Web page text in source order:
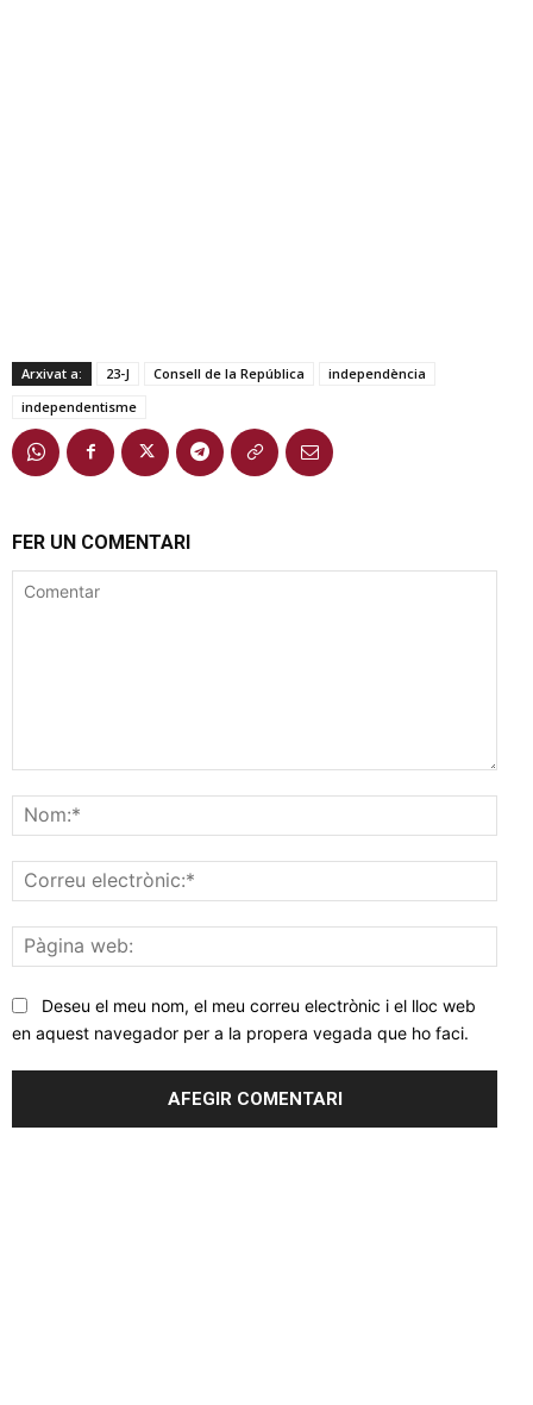
Arxivat a: 23-J Consell de la República
independència
independentisme
FER UN COMENTARI
web:
Deseu el meu nom, el meu correu electrònic i el lloc web
en aquest navegador per a la propera vegada que ho faci.